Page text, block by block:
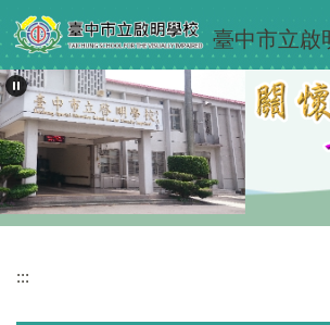
跳
到
主
要
內
容
區
臺中市立啟
:::